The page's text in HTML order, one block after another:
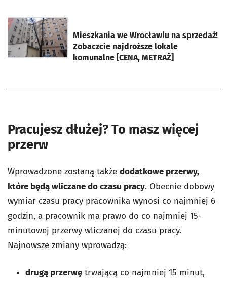
Mieszkania we Wrocławiu na sprzedaż!
Zobaczcie najdroższe lokale
komunalne [CENA, METRAŻ]
otworzy się w nowej karcie
Pracujesz dłużej? To masz więcej
przerw
Wprowadzone zostaną także dodatkowe przerwy,
które będą wliczane do czasu pracy. Obecnie dobowy
wymiar czasu pracy pracownika wynosi co najmniej 6
godzin, a pracownik ma prawo do co najmniej 15-
minutowej przerwy wliczanej do czasu pracy.
Najnowsze zmiany wprowadzą:
drugą przerwę trwającą co najmniej 15 minut,